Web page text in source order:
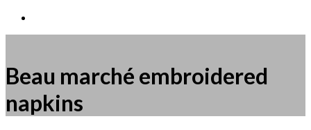
Beau marché embroidered
napkins